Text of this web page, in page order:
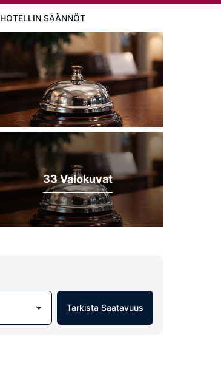
HOTELLIN SÄÄNNÖT
33 Valokuvat
Tarkista Saatavuus